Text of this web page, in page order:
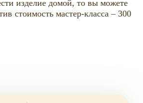
изделие домой, то вы можете
стоимость мастер-класса – 300